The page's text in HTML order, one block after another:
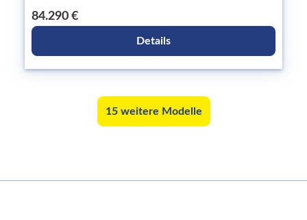
84.290 €
Details
15 weitere Modelle